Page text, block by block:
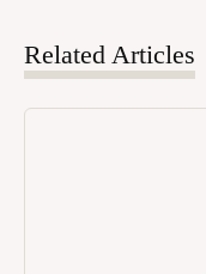
Related Articles